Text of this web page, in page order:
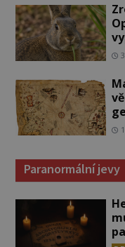
Paranormální jevy